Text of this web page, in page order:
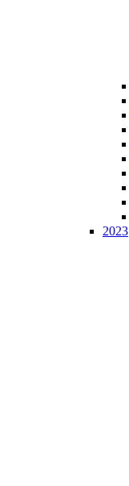
2023